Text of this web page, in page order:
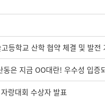
등학교 산학 협약 체결 및 발전
은 지금 OO대란! 우수성 입증
랑대회 수상자 발표